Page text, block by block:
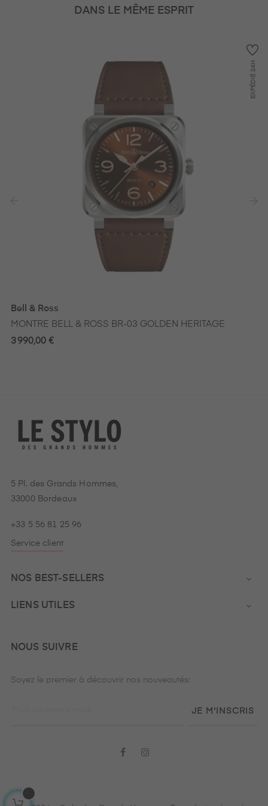
DANS LE MÊME ESPRIT
EXPÉDIÉ
24H
Bell & Ross
MONTRE BELL & ROSS BR-03 GOLDEN HERITAGE
3 990,00 €
5 Pl. des Grands Hommes,
33000 Bordeaux
+33 5 56 81 25 96
Service client
NOS BEST-SELLERS 
LIENS UTILES 
NOUS SUIVRE
Soyez le premier à découvrir nos nouveautés:
JE M'INSCRIS
Facebook